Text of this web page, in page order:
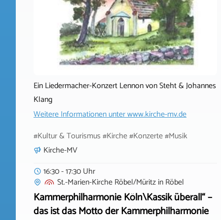
Ein Liedermacher-Konzert Lennon von Steht & Johannes
Klang
Weitere Informationen unterwww.kirche-mv.de
#Kultur & Tourismus #Kirche #Konzerte #Musik
Kirche-MV
16:30 - 17:30 Uhr
St.-Marien-Kirche Röbel/MüritzinRöbel
Kammerphilharmonie Köln\Kassik überall“ –
das ist das Motto der Kammerphilharmonie